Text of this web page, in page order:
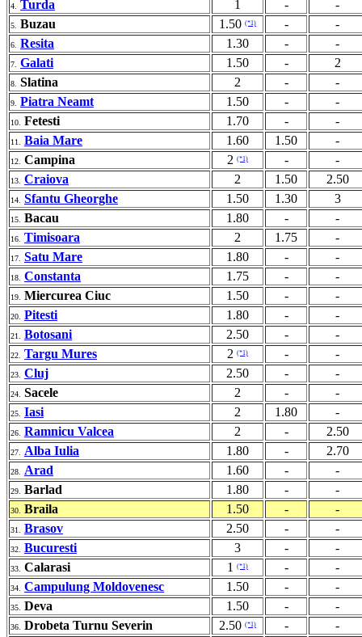
4. Turda 1 - -
5. Buzau 1.50 (*1) - -
6. Resita 1.30 - -
7. Galati 1.50 - 2
8. Slatina 2 - -
9. Piatra Neamt 1.50 - -
10. Fetesti 1.70 - -
11. Baia Mare 1.60 1.50 -
12. Campina 2 (*1) - -
13. Craiova 2 1.50 2.50
14. Sfantu Gheorghe 1.50 1.30 3
15. Bacau 1.80 - -
16. Timisoara 2 1.75 -
17. Satu Mare 1.80 - -
18. Constanta 1.75 - -
19. Miercurea Ciuc 1.50 - -
20. Pitesti 1.80 - -
21. Botosani 2.50 - -
22. Targu Mures 2 (*1) - -
23. Cluj 2.50 - -
24. Sacele 2 - -
25. Iasi 2 1.80 -
26. Ramnicu Valcea 2 - 2.50
27. Alba Iulia 1.80 - 2.70
28. Arad 1.60 - -
29. Barlad 1.80 - -
30. Braila 1.50 - -
31. Brasov 2.50 - -
32. Bucuresti 3 - -
33. Calarasi 1 (*1) - -
34. Campulung Moldovenesc 1.50 - -
35. Deva 1.50 - -
36. Drobeta Turnu Severin 2.50 (*1) - -